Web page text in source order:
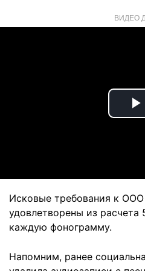
ВИДЕО
Исковые требования к ООО
удовлетворены из расчета
каждую фонограмму.
Напомним, ранее